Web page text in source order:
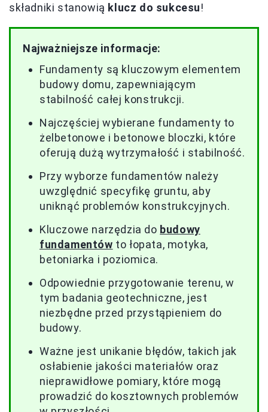
składniki stanowią klucz do sukcesu!
Najważniejsze informacje:
Fundamenty są kluczowym elementem
budowy domu, zapewniającym
stabilność całej konstrukcji.
Najczęściej wybierane fundamenty to
żelbetonowe i betonowe bloczki, które
oferują dużą wytrzymałość i stabilność.
Przy wyborze fundamentów należy
uwzględnić specyfikę gruntu, aby
uniknąć problemów konstrukcyjnych.
Kluczowe narzędzia do budowy
fundamentów to łopata, motyka,
betoniarka i poziomica.
Odpowiednie przygotowanie terenu, w
tym badania geotechniczne, jest
niezbędne przed przystąpieniem do
budowy.
Ważne jest unikanie błędów, takich jak
osłabienie jakości materiałów oraz
nieprawidłowe pomiary, które mogą
prowadzić do kosztownych problemów